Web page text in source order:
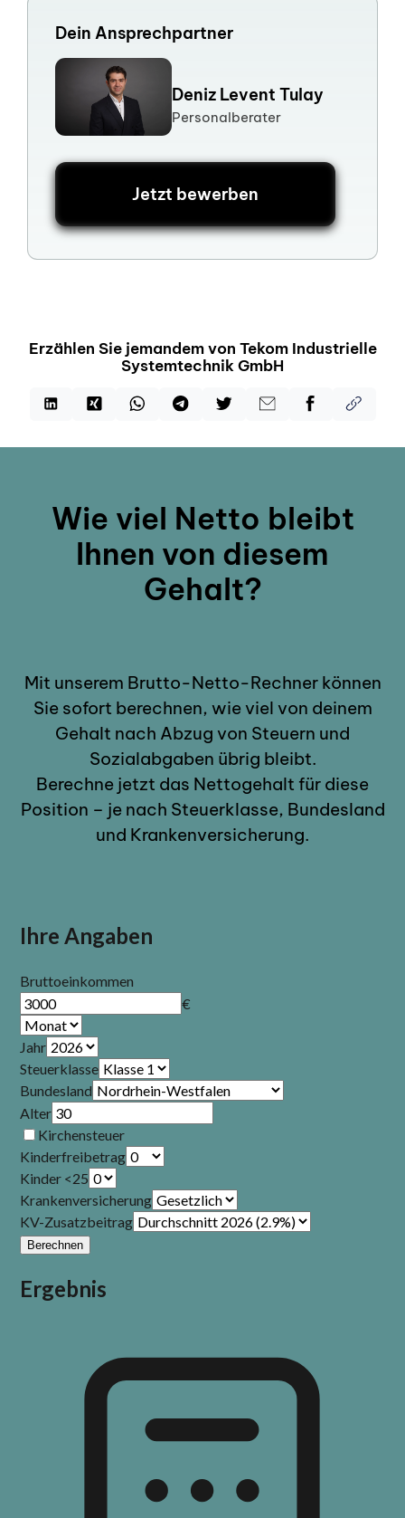
Dein Ansprechpartner
Deniz Levent Tulay
Personalberater
Jetzt bewerben
Erzählen Sie jemandem von Tekom Industrielle
Systemtechnik GmbH
Wie viel Netto bleibt
Ihnen von diesem
Gehalt?
Mit unserem Brutto-Netto-Rechner können
Sie sofort berechnen, wie viel von deinem
Gehalt nach Abzug von Steuern und
Sozialabgaben übrig bleibt.
Berechne jetzt das Nettogehalt für diese
Position – je nach Steuerklasse, Bundesland
und Krankenversicherung.